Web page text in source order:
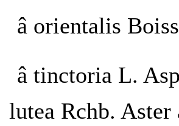
â orientalis
â tinctoria L.
lutea Rchb.